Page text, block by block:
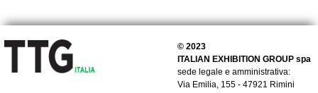
© 2023
ITALIAN EXHIBITION GROUP spa
sede legale e amministrativa:
Via Emilia, 155 - 47921 Rimini